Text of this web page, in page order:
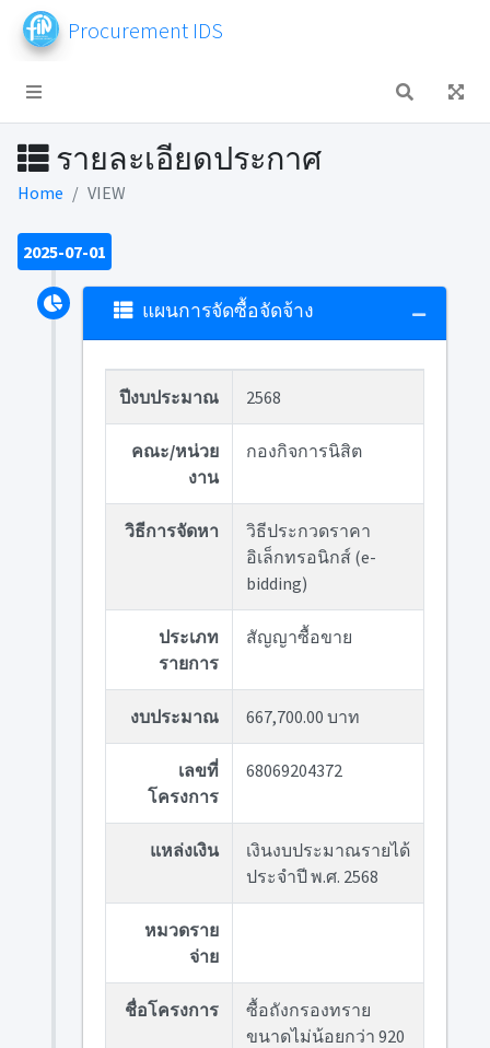
Procurement IDS
รายละเอียดประกาศ
Home VIEW
2025-07-01
แผนการจัดซื้อจัดจ้าง
ปีงบประมาณ 2568
คณะ/หน่วย
งาน
กองกิจการนิสิต
วิธีการจัดหา
วิธีประกวดราคา
อิเล็กทรอนิกส์ (e-
bidding)
ประเภท
รายการ
สัญญาซื้อขาย
งบประมาณ 667,700.00 บาท
เลขที่
โครงการ
68069204372
แหล่งเงิน
เงินงบประมาณรายได้
ประจำปี พ.ศ. 2568
หมวดราย
จ่าย
ชื่อโครงการ
ซื้อถังกรองทราย
ขนาดไม่น้อยกว่า 920